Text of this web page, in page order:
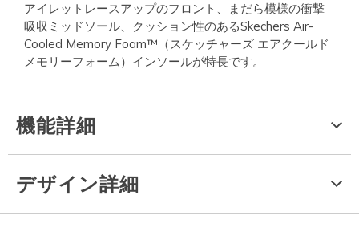
アイレットレースアップのフロント、まだら模様の衝撃
吸収ミッドソール、クッション性のあるSkechers Air-
Cooled Memory Foam™（スケッチャーズ エアクールド
メモリーフォーム）インソールが特長です。
機能詳細
デザイン詳細